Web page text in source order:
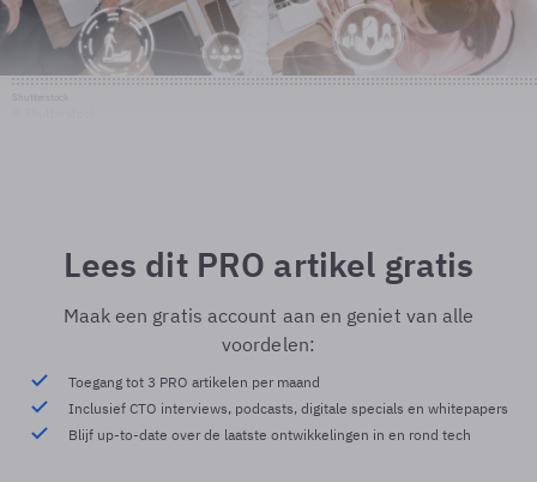
Lees dit PRO artikel gratis
Maak een gratis account aan en geniet van alle
voordelen:
Toegang tot 3 PRO artikelen per maand
Inclusief CTO interviews, podcasts, digitale specials en whitepapers
Blijf up-to-date over de laatste ontwikkelingen in en rond tech